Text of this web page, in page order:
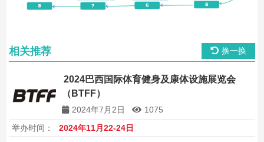
相关推荐 换一换
2024巴西国际体育健身及康体设施展览会
（BTFF）
2024年7月2日
1075
举办时间：
2024年11月22-24日